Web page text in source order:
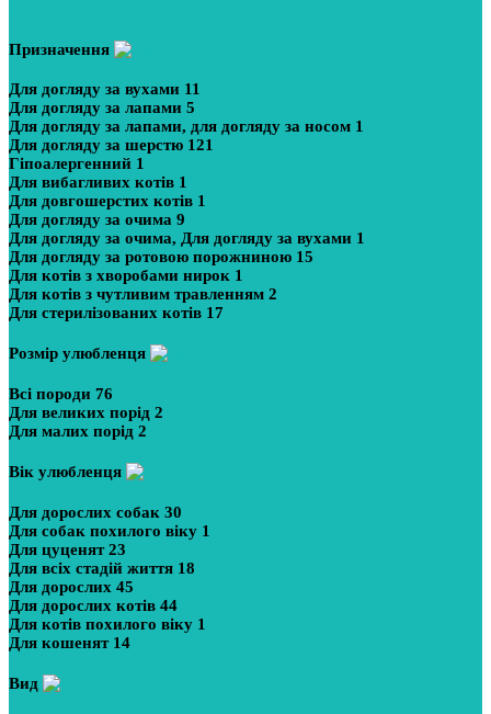
Призначення
Для догляду за вухами 11
Для догляду за лапами 5
Для догляду за лапами, для догляду за носом 1
Для догляду за шерстю 121
Гіпоалергенний 1
Для вибагливих котів 1
Для довгошерстих котів 1
Для догляду за очима 9
Для догляду за очима, Для догляду за вухами 1
Для догляду за ротовою порожниною 15
Для котів з хворобами нирок 1
Для котів з чутливим травленням 2
Для стерилізованих котів 17
Розмір улюбленця
Всі породи 76
Для великих порід 2
Для малих порід 2
Вік улюбленця
Для дорослих собак 30
Для собак похилого віку 1
Для цуценят23
Для всіх стадій життя 18
Для дорослих 45
Для дорослих котів 44
Для котів похилого віку 1
Для кошенят 14
Вид